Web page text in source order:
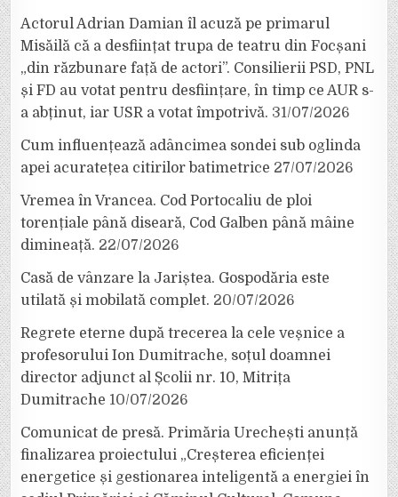
Actorul Adrian Damian îl acuză pe primarul
Misăilă că a desființat trupa de teatru din Focșani
„din răzbunare față de actori”. Consilierii PSD, PNL
și FD au votat pentru desființare, în timp ce AUR s-
a abținut, iar USR a votat împotrivă. 31/07/2026
Cum influențează adâncimea sondei sub oglinda
apei acuratețea citirilor batimetrice 27/07/2026
Vremea în Vrancea. Cod Portocaliu de ploi
torențiale până diseară, Cod Galben până mâine
dimineață. 22/07/2026
Casă de vânzare la Jariștea. Gospodăria este
utilată și mobilată complet. 20/07/2026
Regrete eterne după trecerea la cele veșnice a
profesorului Ion Dumitrache, soțul doamnei
director adjunct al Școlii nr. 10, Mitrița
Dumitrache 10/07/2026
Comunicat de presă. Primăria Urechești anunță
finalizarea proiectului „Creșterea eficienței
energetice și gestionarea inteligentă a energiei în